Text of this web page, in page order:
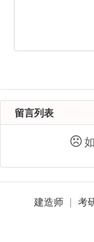
留言列表
建造师 考